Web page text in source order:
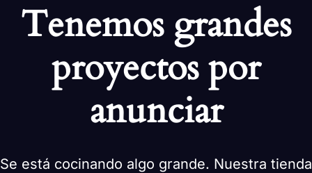
Tenemos grandes
proyectos por
anunciar
Se está cocinando algo grande. Nuestra tienda